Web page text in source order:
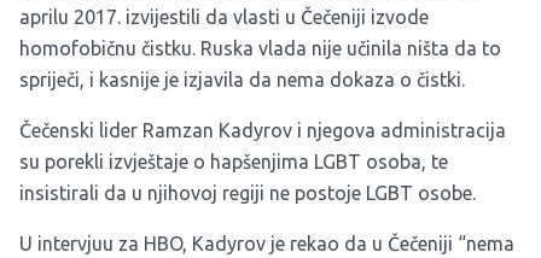
aprilu 2017. izvijestili da vlasti u Čečeniji izvode
homofobičnu čistku. Ruska vlada nije učinila ništa da to
spriječi, i kasnije je izjavila da nema dokaza o čistki.
Čečenski lider Ramzan Kadyrov i njegova administracija
su porekli izvještaje o hapšenjima LGBT osoba, te
insistirali da u njihovoj regiji ne postoje LGBT osobe.
U intervjuu za HBO, Kadyrov je rekao da u Čečeniji “nema